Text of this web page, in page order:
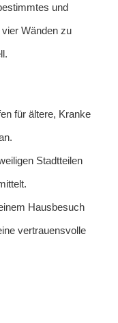
und
Wänden zu
für ältere, Kranke
Stadtteilen
Hausbesuch
vertrauensvolle